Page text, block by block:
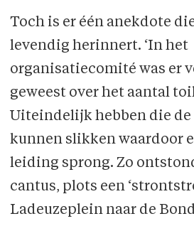
Toch is er één anekdote
levendig herinnert. ‘In het
organisatiecomité was er
geweest over het aantal
Uiteindelijk hebben die
kunnen slikken waardoor
leiding sprong. Zo
cantus, plots een
Ladeuzeplein naar de